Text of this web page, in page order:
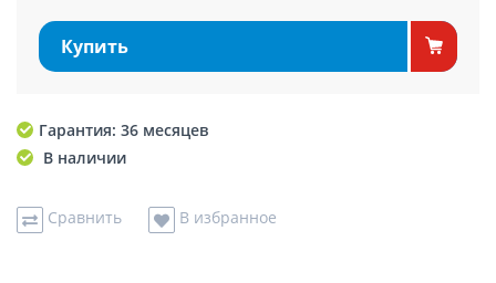
Купить
Гарантия: 36 месяцев
В наличии
Сравнить В избранное